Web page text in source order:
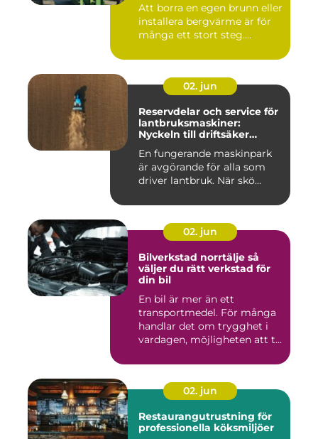
Att borra en egen brunn eller
installera bergvärme är för
många ett stort steg....
02. jun
Reservdelar och service för
lantbruksmaskiner:
Nyckeln till driftsäker
En fungerande maskinpark
är avgörande för alla som
driver lantbruk. När skö...
02. jun
Bilverkstad norrtälje så
väljer du rätt verkstad för
din bil
En bil är mer än ett
transportmedel. För många
handlar det om trygghet i
vardagen, möjligheten att t...
02. jun
Restaurangutrustning för
professionella köksmiljöer